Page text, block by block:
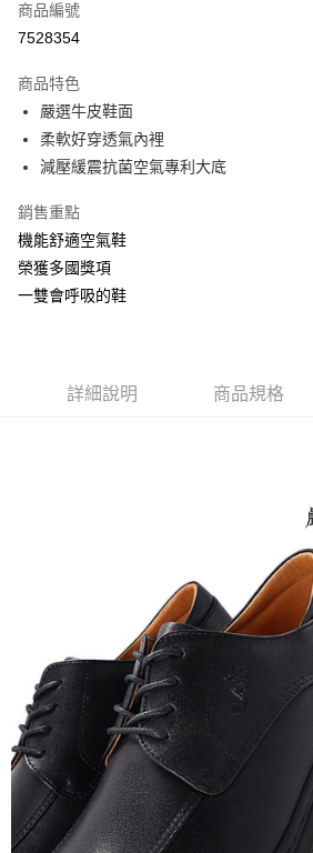
LINE Pay
街口支付
悠遊付
ATM付款
付款後萊爾富取貨
每筆NT$100，滿NT$2,000(含以上)免運費
境外配送
商品編號
7528354
商品特色
嚴選牛皮鞋面
柔軟好穿透氣內裡
減壓緩震抗菌空氣專利大底
銷售重點
機能舒適空氣鞋
榮獲多國獎項
一雙會呼吸的鞋
詳細說明 商品規格